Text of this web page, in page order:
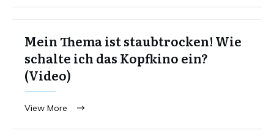
Mein Thema ist staubtrocken! Wie
schalte ich das Kopfkino ein?
(Video)
View More